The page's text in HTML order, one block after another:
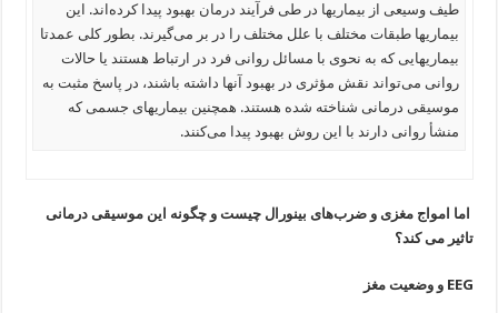
طیف وسیعی از بیماریها در طی فرآیند درمان بهبود پیدا کرده‌اند. این
بیماریها طبقات مختلف با علل مختلف را در بر می‌گیرند. بطور کلی عمدتا
بیماریهایی که به نحوی با مسائل روانی فرد در ارتباط هستند یا حالات
روانی می‌تواند نقش مؤثری در بهبود آنها داشته باشند، در پاسخ مثبت به
موسیقی درمانی شناخته شده هستند. همچنین بیماریهای جسمی که
منشأ روانی دارند با این روش بهبود پیدا می‌کنند.
اما امواج مغزی و ضرب‌های بینورال چیست و چگونه این موسیقی درمانی
تاثیر می کند؟
EEG و وضعیت مغز